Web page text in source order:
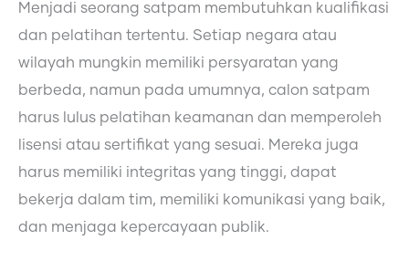
Menjadi seorang satpam membutuhkan kualifikasi
dan pelatihan tertentu. Setiap negara atau
wilayah mungkin memiliki persyaratan yang
berbeda, namun pada umumnya, calon satpam
harus lulus pelatihan keamanan dan memperoleh
lisensi atau sertifikat yang sesuai. Mereka juga
harus memiliki integritas yang tinggi, dapat
bekerja dalam tim, memiliki komunikasi yang baik,
dan menjaga kepercayaan publik.